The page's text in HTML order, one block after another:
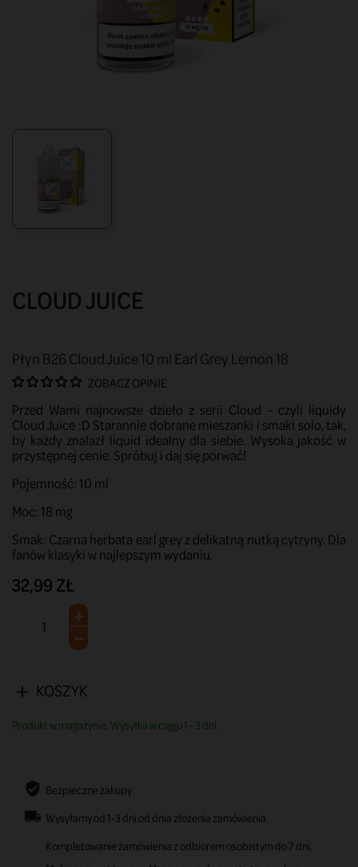
CLOUD JUICE
Płyn B26 Cloud Juice 10 ml Earl Grey Lemon 18
ZOBACZ OPINIE
Przed Wami najnowsze dzieło z serii Cloud - czyli liquidy
Cloud Juice :D Starannie dobrane mieszanki i smaki solo, tak,
by każdy znalazł liquid idealny dla siebie. Wysoka jakość w
przystępnej cenie. Spróbuj i daj się porwać!
Pojemność: 10 ml
Moc: 18 mg
Smak: Czarna herbata earl grey z delikatną nutką cytryny. Dla
fanów klasyki w najlepszym wydaniu.
32,99 ZŁ
KOSZYK
Produkt w magazynie. Wysyłka w ciągu 1 - 3 dni.
Bezpieczne zakupy
Wysyłamy od 1-3 dni od dnia złożenia zamówienia.
Kompletowanie zamówienia z odbiorem osobistym do 7 dni.